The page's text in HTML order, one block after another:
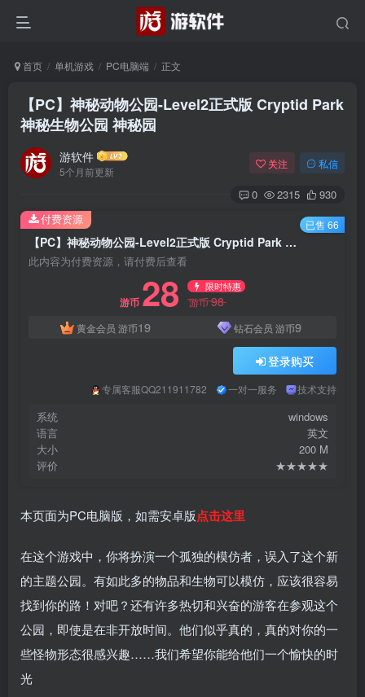
首页 单机游戏 PC电脑端 正文
【PC】神秘动物公园-Level2正式版 Cryptid Park
神秘生物公园 神秘园
游软件
5个月前更新
关注 私信
0 2315 930
【PC】神秘动物公园-Level2正式版 Cryptid Park 神秘生物公园 神秘园
此内容为付费资源，请付费后查看
游币 28 限时特惠
游币98
黄金会员 游币19 钻石会员 游币9
登录购买
专属客服QQ211911782 一对一服务 技术支持
系统
windows
语言
英文
大小
200 M
评价
★★★★★
付费资源 已售 66
本页面为PC电脑版，如需安卓版点击这里
在这个游戏中，你将扮演一个孤独的模仿者，误入了这个新
的主题公园。有如此多的物品和生物可以模仿，应该很容易
找到你的路！对吧？还有许多热切和兴奋的游客在参观这个
公园，即使是在非开放时间。他们似乎真的，真的对你的一
些怪物形态很感兴趣……我们希望你能给他们一个愉快的时
光